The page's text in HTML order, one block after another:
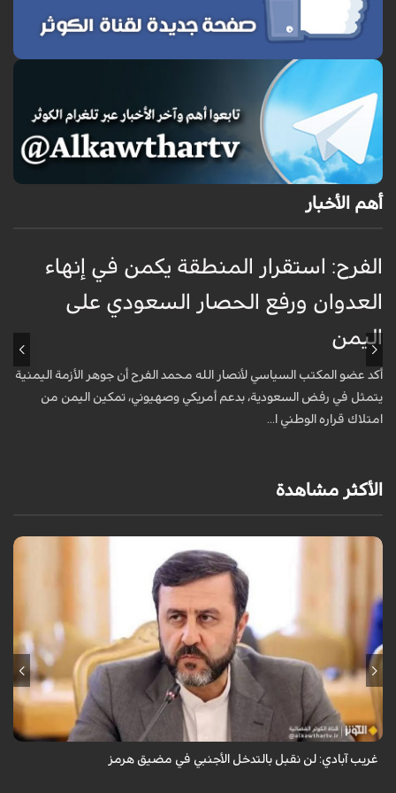
أهم الأخبار
الفرح: استقرار المنطقة يكمن في إنهاء
العدوان ورفع الحصار السعودي على
اليمن
أكد عضو المكتب السياسي لأنصار الله محمد الفرح أن جوهر الأزمة اليمنية
يتمثل في رفض السعودية، بدعم أمريكي وصهيوني، تمكين اليمن من
امتلاك قراره الوطني ا...
الأكثر مشاهدة
قال نائب وزير الخارجية الإيراني كاظم غريب آبادي، إن إيران لن تقبل بالتدخل
الأجنبي في مضيق هرمز.
غريب آبادي: لن نقبل بالتدخل الأجنبي في مضيق هرمز